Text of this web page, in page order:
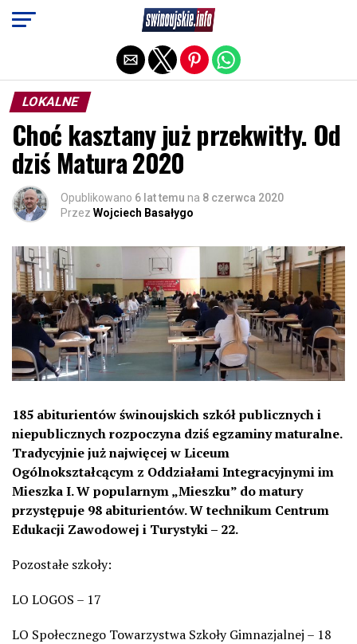
LOKALNE
Choć kasztany już przekwitły. Od
dziś Matura 2020
Opublikowano 6 lat temu na 8 czerwca 2020
Przez Wojciech Basałygo
185 abiturientów świnoujskich szkół publicznych i
niepublicznych rozpoczyna dziś egzaminy maturalne.
Tradycyjnie już najwięcej w Liceum
Ogólnokształcącym z Oddziałami Integracyjnymi im
Mieszka I. W popularnym „Mieszku” do matury
przystępuje 98 abiturientów. W technikum Centrum
Edukacji Zawodowej i Turystyki – 22.
Pozostałe szkoły:
LO LOGOS – 17
LO Społecznego Towarzystwa Szkoły Gimnazjalnej – 18
Exit mobile version